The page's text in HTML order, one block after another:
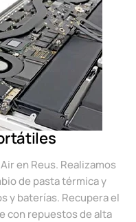
en Reus. Realizamos
de pasta térmica y
y baterías. Recupera el
con repuestos de alta